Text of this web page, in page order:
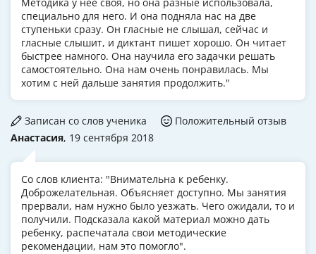
специально для него. И она подняла нас на две
ступеньки сразу. Он гласные не слышал, сейчас и
гласные слышит, и диктант пишет хорошо. Он читает
быстрее намного. Она научила его задачки решать
самостоятельно. Она нам очень понравилась. Мы
хотим с ней дальше занятия продолжить."
Анастасия, 19 сентября 2018
Записан со слов ученика Положительный отзыв
Со слов клиента: "Внимательна к ребенку.
Доброжелательная. Объясняет доступно. Мы занятия
прервали, нам нужно было уезжать. Чего ожидали, то и
получили. Подсказала какой материал можно дать
ребенку, распечатала свои методические
рекомендации, нам это помогло".